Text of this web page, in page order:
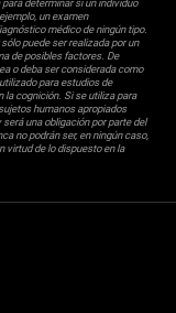
determinar si un individuo
un examen
médico de ningún tipo.
puede ser realizada por un
de posibles factores. De
o deba ser considerada como
para estudios de
la cognición. Si se utiliza para
humanos apropiados
una obligación por parte del
no podrán ser, en ningún caso,
virtud de lo dispuesto en la